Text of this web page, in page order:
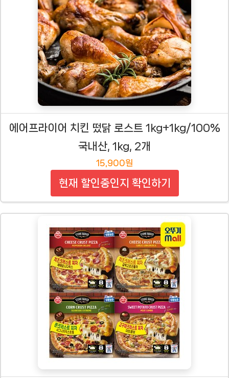
에어프라이어 치킨 떴닭 로스트 1kg+1kg/100%
국내산, 1kg, 2개
15,900원
현재 할인중인지 확인하기